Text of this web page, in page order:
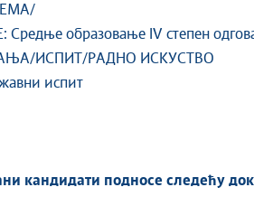
образовање IV степен
ИСПИТ/РАДНО ИСКУСТВО
испит
кандидати подносе следећу